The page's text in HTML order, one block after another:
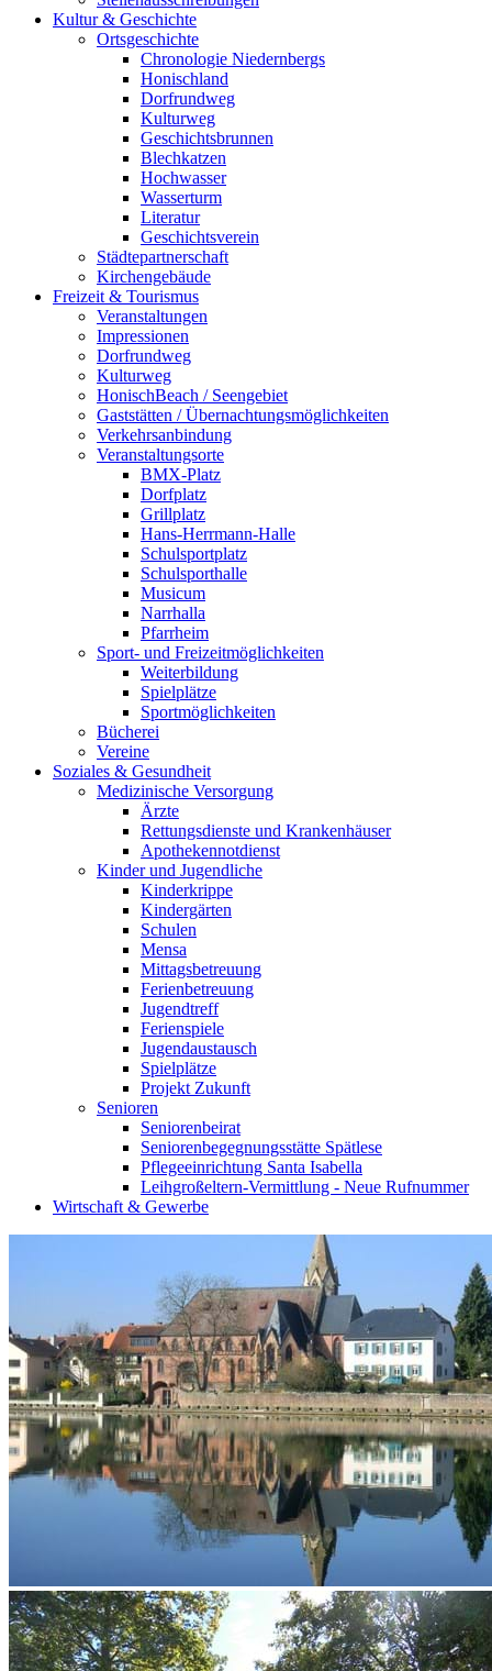
Kultur & Geschichte
Ortsgeschichte
Chronologie Niedernbergs
Honischland
Dorfrundweg
Kulturweg
Geschichtsbrunnen
Blechkatzen
Hochwasser
Wasserturm
Literatur
Geschichtsverein
Städtepartnerschaft
Kirchengebäude
Freizeit & Tourismus
Veranstaltungen
Impressionen
Dorfrundweg
Kulturweg
HonischBeach / Seengebiet
Gaststätten / Übernachtungsmöglichkeiten
Verkehrsanbindung
Veranstaltungsorte
BMX-Platz
Dorfplatz
Grillplatz
Hans-Herrmann-Halle
Schulsportplatz
Schulsporthalle
Musicum
Narrhalla
Pfarrheim
Sport- und Freizeitmöglichkeiten
Weiterbildung
Spielplätze
Sportmöglichkeiten
Bücherei
Vereine
Soziales & Gesundheit
Medizinische Versorgung
Ärzte
Rettungsdienste und Krankenhäuser
Apothekennotdienst
Kinder und Jugendliche
Kinderkrippe
Kindergärten
Schulen
Mensa
Mittagsbetreuung
Ferienbetreuung
Jugendtreff
Ferienspiele
Jugendaustausch
Spielplätze
Projekt Zukunft
Senioren
Seniorenbeirat
Seniorenbegegnungsstätte Spätlese
Pflegeeinrichtung Santa Isabella
Leihgroßeltern-Vermittlung - Neue Rufnummer
Wirtschaft & Gewerbe